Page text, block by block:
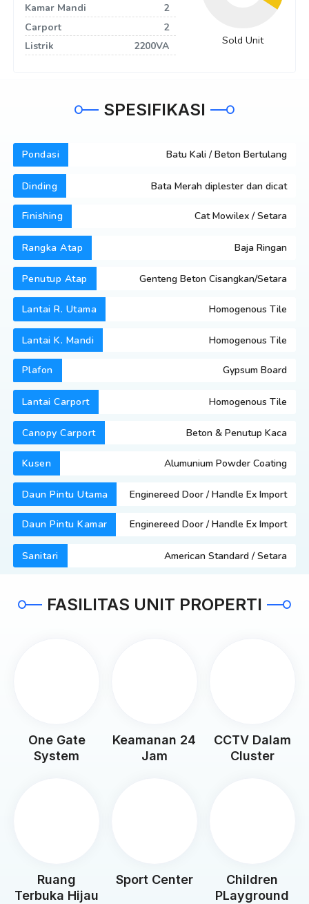
Kamar Mandi
2
Carport
2
Listrik
2200VA Sold Unit
SPESIFIKASI
Pondasi Batu Kali / Beton Bertulang
Dinding Bata Merah diplester dan dicat
Finishing Cat Mowilex / Setara
Rangka Atap Baja Ringan
Penutup Atap Genteng Beton Cisangkan/Setara
Lantai R. Utama Homogenous Tile
Lantai K. Mandi Homogenous Tile
Plafon Gypsum Board
Lantai Carport Homogenous Tile
Canopy Carport Beton & Penutup Kaca
Kusen Alumunium Powder Coating
Daun Pintu Utama Enginereed Door / Handle Ex Import
Daun Pintu Kamar Enginereed Door / Handle Ex Import
Sanitari American Standard / Setara
FASILITAS UNIT PROPERTI
One Gate
System
Keamanan 24
Jam
CCTV Dalam
Cluster
Ruang
Terbuka Hijau
Sport Center
Children
PLayground